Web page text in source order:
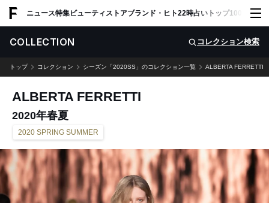
ニュース特集ビューティ ストアブランド・ヒト22時占い トップ100 スナッ
COLLECTION コレクション検索
トップ コレクション シーズン「2020SS」のコレクション一覧 ALBERTA FERRETTI
ALBERTA FERRETTI
2020年春夏
2020 SPRING SUMMER